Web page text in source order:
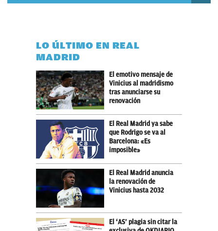
LO ÚLTIMO EN REAL
MADRID
El emotivo mensaje de
Vinicius al madridismo
tras anunciarse su
renovación
El Real Madrid ya sabe
que Rodrigo se va al
Barcelona: «Es
imposible»
El Real Madrid anuncia
la renovación de
Vinicius hasta 2032
El ‘AS’ plagia sin citar la